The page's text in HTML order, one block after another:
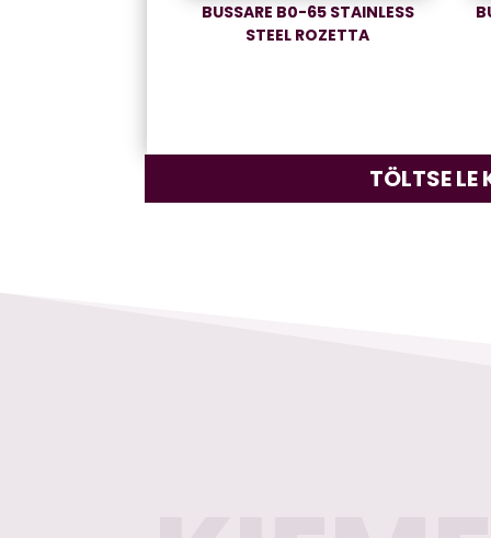
BUSSARE B0-65 STAINLESS
STEEL ROZETTA
TÖLTSE